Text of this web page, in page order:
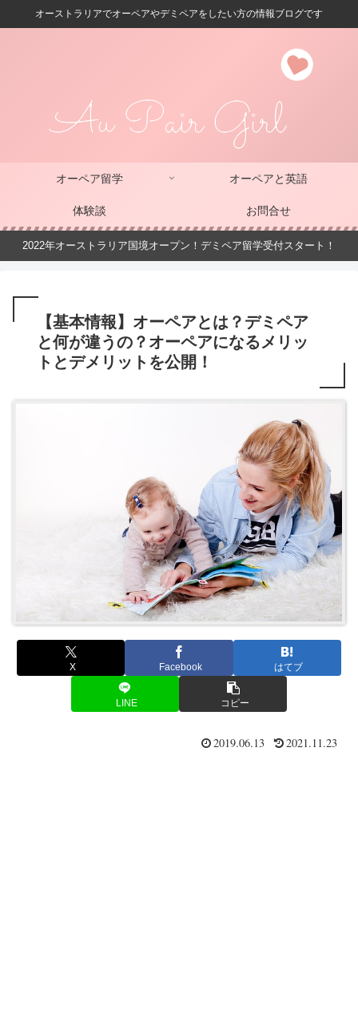
オーストラリアでオーペアやデミペアをしたい方の情報ブログです
オーペア留学 オーペアと英語
体験談 お問合せ
2022年オーストラリア国境オープン！デミペア留学受付スタート！
【基本情報】オーペアとは？デミペア
と何が違うの？オーペアになるメリッ
トとデメリットを公開！
X Facebook はてブ
LINE コピー
2019.06.13 2021.11.23